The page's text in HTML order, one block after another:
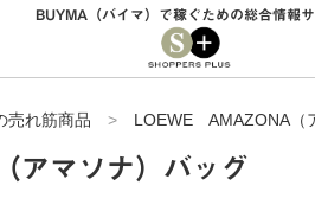
BUYMA（バイマ）で稼ぐための総合情報
売れ筋商品 > LOEWE AMAZONA（
マソナ）バッグ